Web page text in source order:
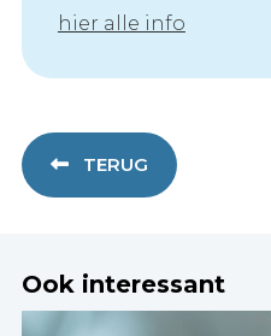
hier alle info
TERUG
Ook interessant